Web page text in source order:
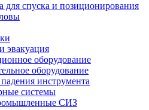
для спуска и позиционирования
эвакуация
оборудование
оборудование
инструмента
системы
СИЗ